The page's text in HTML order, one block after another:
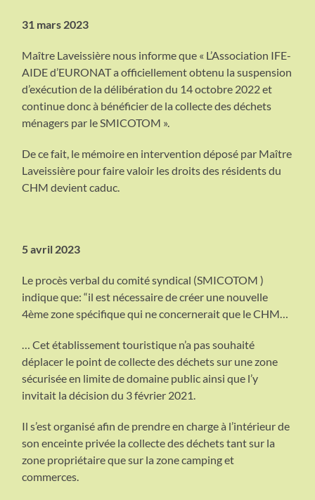
31 mars 2023
Maître Laveissière nous informe que « L’Association IFE-
AIDE d’EURONAT a officiellement obtenu la suspension
d’exécution de la délibération du 14 octobre 2022 et
continue donc à bénéficier de la collecte des déchets
ménagers par le SMICOTOM ».
De ce fait, le mémoire en intervention déposé par Maître
Laveissière pour faire valoir les droits des résidents du
CHM devient caduc.
5 avril 2023
Le procès verbal du comité syndical (SMICOTOM )
indique que: “il est nécessaire de créer une nouvelle
4ème zone spécifique qui ne concernerait que le CHM…
… Cet établissement touristique n’a pas souhaité
déplacer le point de collecte des déchets sur une zone
sécurisée en limite de domaine public ainsi que l’y
invitait la décision du 3 février 2021.
Il s’est organisé afin de prendre en charge à l’intérieur de
son enceinte privée la collecte des déchets tant sur la
zone propriétaire que sur la zone camping et
commerces.